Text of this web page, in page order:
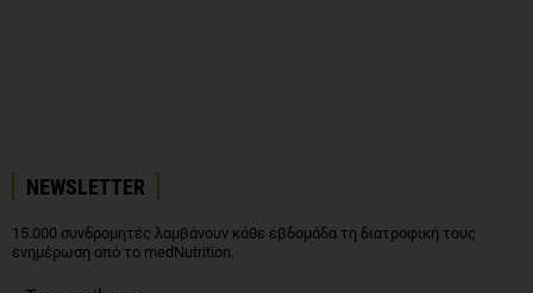
NEWSLETTER
15.000 συνδρομητές λαμβάνουν κάθε εβδομάδα τη διατροφική τους
ενημέρωση από το medNutrition.